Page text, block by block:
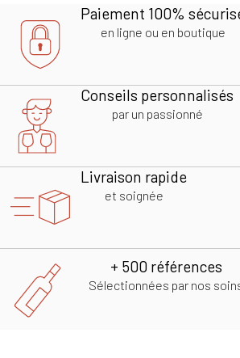
Paiement 100%
en ligne ou en boutique
Conseils personnalisés
par un passionné
Livraison rapide
et soignée
+ 500 références
Sélectionnées par nos